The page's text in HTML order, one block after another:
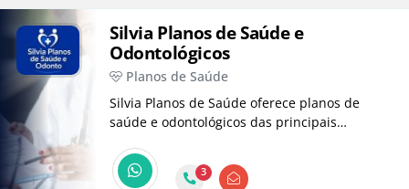
Silvia Planos de Saúde e
Odontológicos
Planos de Saúde
Silvia Planos de Saúde oferece planos de
saúde e odontológicos das principais
Saúde, Porto Saúde, Bradesco Saúde,
Hapvida, entre outras. Trabalhamos com
3